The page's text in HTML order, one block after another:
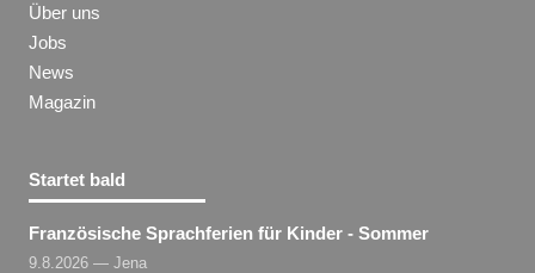
Über uns
Jobs
News
Magazin
Startet bald
Französische Sprachferien für Kinder - Sommer
9.8.2026 — Jena